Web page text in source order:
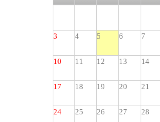
3 4 5 6 7
10 11 12 13 14
17 18 19 20 21
24 25 26 27 28